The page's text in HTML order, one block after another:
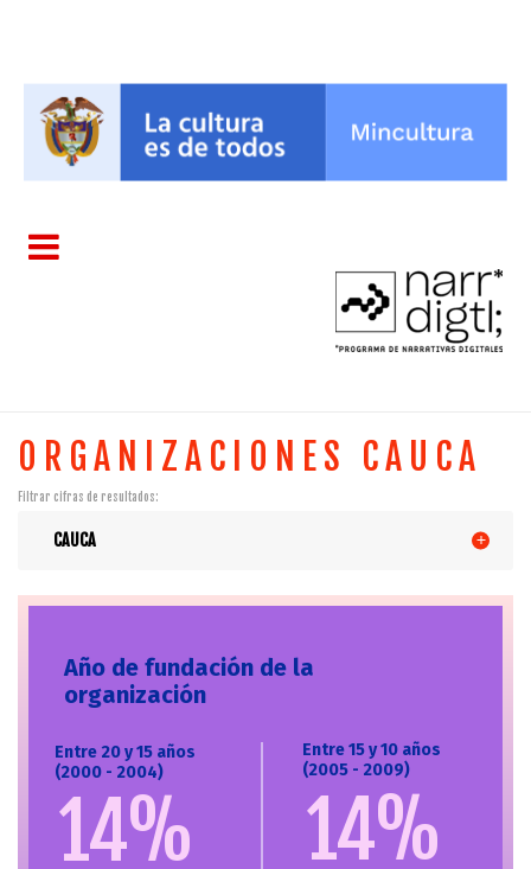
ORGANIZACIONES CAUCA
Filtrar cifras de resultados:
CAUCA
Año de fundación de la
organización
Entre 20 y 15 años
(2000 - 2004)
14%
14%
Entre 15 y 10 años
(2005 - 2009)